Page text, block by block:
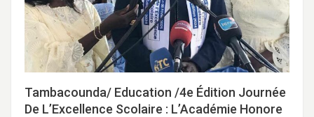
Tambacounda/ Education /4e Édition Journée
De L’Excellence Scolaire : L’Académie Honore